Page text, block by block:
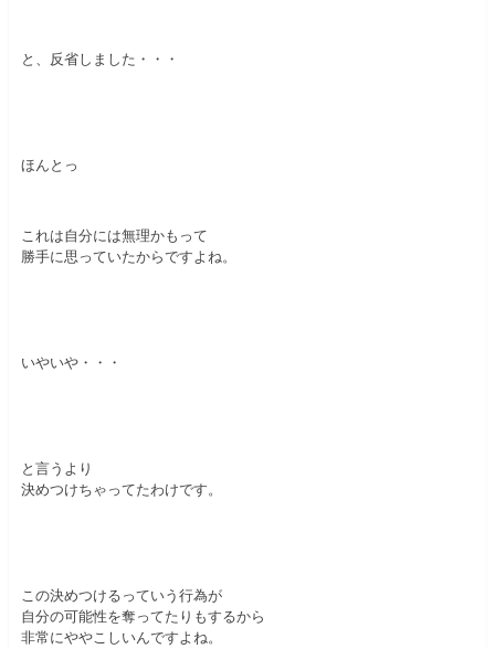
と、反省しました・・・
ほんとっ
これは自分には無理かもって
勝手に思っていたからですよね。
いやいや・・・
と言うより
決めつけちゃってたわけです。
この決めつけるっていう行為が
自分の可能性を奪ってたりもするから
非常にややこしいんですよね。